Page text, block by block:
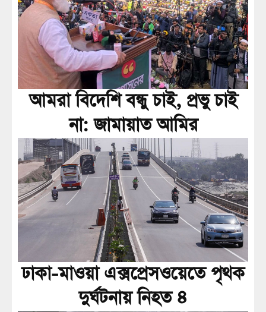
আমরা বিদেশি বন্ধু চাই, প্রভু চাই
না: জামায়াত আমির
ঢাকা-মাওয়া এক্সপ্রেসওয়েতে পৃথক
দুর্ঘটনায় নিহত ৪